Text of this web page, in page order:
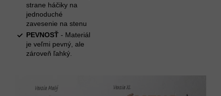
strane háčiky na
jednoduché
zavesenie na stenu
PEVNOSŤ - Materiál
je veľmi pevný, ale
zároveň ľahký.